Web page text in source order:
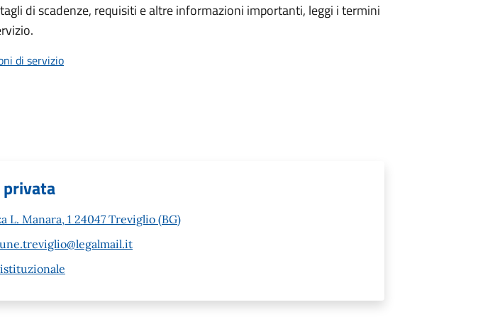
di scadenze, requisiti e altre informazioni importanti, leggi i termini
di servizio
privata
L. Manara, 1 24047 Treviglio (BG)